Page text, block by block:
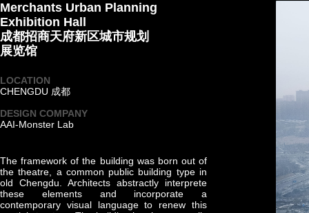
Merchants Urban Planning
Exhibition Hall
成都招商天府新区城市规划
展览馆
LOCATION
CHENGDU 成都
DESIGN COMPANY
AAI-Monster Lab
The framework of the building was born out of
the theatre, a common public building type in
old Chengdu. Architects abstractly interprete
these elements and incorporate a
contemporary visual language to renew this